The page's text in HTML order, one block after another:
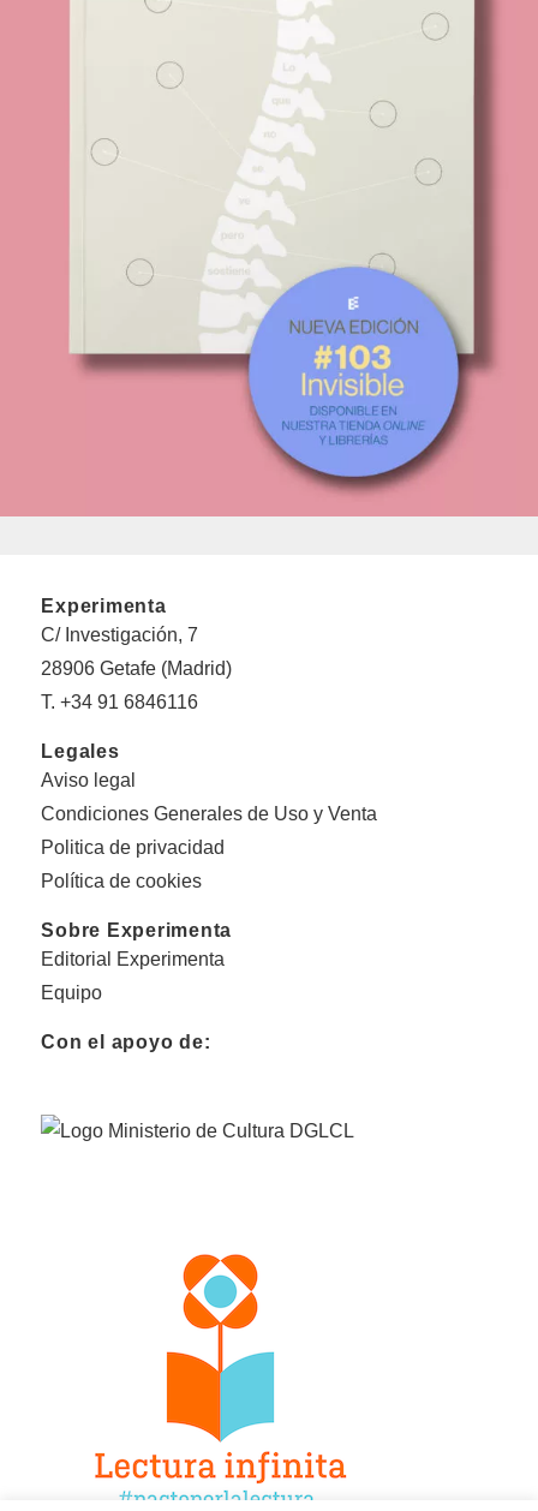
Experimenta
C/ Investigación, 7
28906 Getafe (Madrid)
T. +34 91 6846116
Legales
Aviso legal
Condiciones Generales de Uso y Venta
Politica de privacidad
Política de cookies
Sobre Experimenta
Editorial Experimenta
Equipo
Con el apoyo de: